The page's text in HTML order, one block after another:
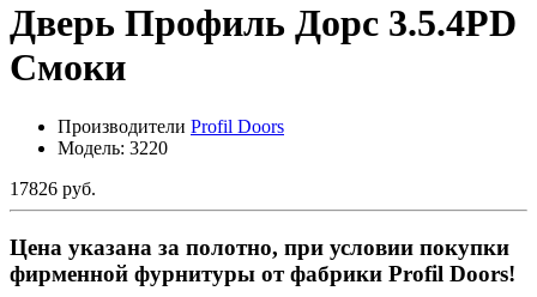
Дверь Профиль Дорс 3.5.4PD
Смоки
Производители Profil Doors
Модель: 3220
17826 руб.
Цена указана за полотно, при условии покупки
фирменной фурнитуры от фабрики Profil Doors!